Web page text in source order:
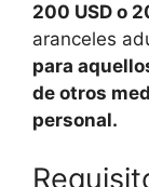
200 USD o
aranceles
para
de otros
personal.